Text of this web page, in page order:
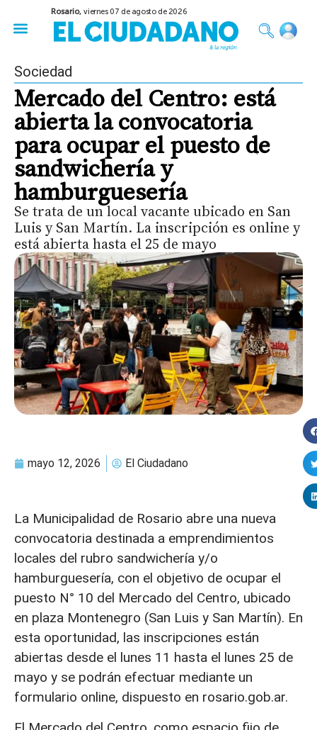
Rosario,viernes 07 de agosto de 2026
Sociedad
Mercado del Centro: está
abierta la convocatoria
para ocupar el puesto de
sandwichería y
hamburguesería
Se trata de un local vacante ubicado en San
Luis y San Martín. La inscripción es online y
está abierta hasta el 25 de mayo
mayo 12, 2026 El Ciudadano
La Municipalidad de Rosario abre una nueva
convocatoria destinada a emprendimientos
locales del rubro sandwichería y/o
hamburguesería, con el objetivo de ocupar el
puesto N° 10 del Mercado del Centro, ubicado
en plaza Montenegro (San Luis y San Martín). En
esta oportunidad, las inscripciones están
abiertas desde el lunes 11 hasta el lunes 25 de
mayo y se podrán efectuar mediante un
formulario online, dispuesto en rosario.gob.ar.